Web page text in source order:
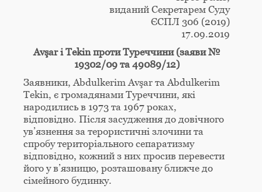
виданий Секретарем Суду
ЄСПЛ 306 (2019)
17.09.2019
AvşarіTekinпроти Туреччини (заяви №
19302/09 та 49089/12)
Заявники, Abdulkerim Avşar та Abdulkerim
Tekin, є громадянами Туреччини, які
народились в 1973 та 1967 роках,
відповідно. Після засудження до довічного
ув’язнення за терористичні злочини та
спробу територіального сепаратизму
відповідно, кожний з них просив перевести
його у в’язницю, розташовану ближче до
сімейного будинку.